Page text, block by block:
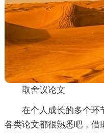
取舍议论文
在个人成长的多个环
各类论文都很熟悉吧，借